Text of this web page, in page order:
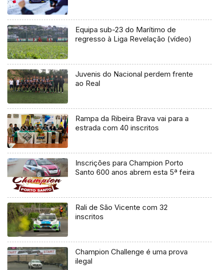
Equipa sub-23 do Marítimo de
regresso à Liga Revelação (vídeo)
Juvenis do Nacional perdem frente
ao Real
Rampa da Ribeira Brava vai para a
estrada com 40 inscritos
Inscrições para Champion Porto
Santo 600 anos abrem esta 5ª feira
Rali de São Vicente com 32
inscritos
Champion Challenge é uma prova
ilegal